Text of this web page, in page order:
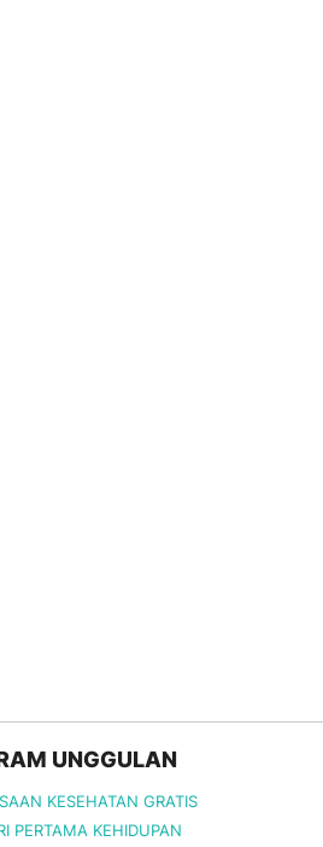
UNGGULAN
KESEHATAN GRATIS
PERTAMA KEHIDUPAN